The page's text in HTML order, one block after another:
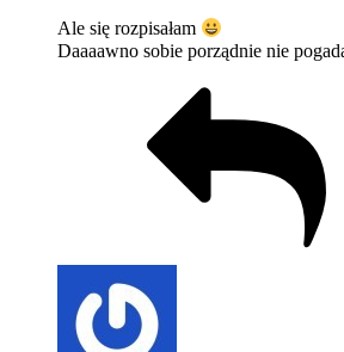
Ale się rozpisałam
Daaaawno sobie porządnie nie